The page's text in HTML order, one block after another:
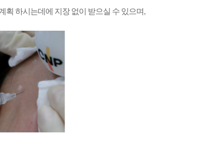
획 하시는데에 지장 없이 받으실 수 있으며,